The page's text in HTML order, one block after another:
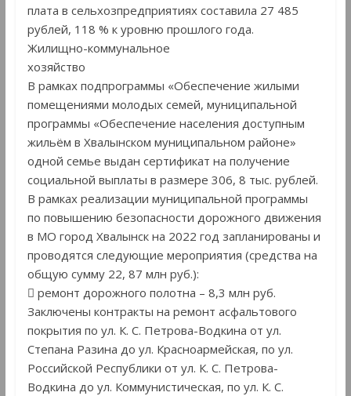
плата в сельхозпредприятиях составила 27 485
рублей, 118 % к уровню прошлого года.
Жилищно-коммунальное
хозяйство
В рамках подпрограммы «Обеспечение жилыми
помещениями молодых семей, муниципальной
программы «Обеспечение населения доступным
жильём в Хвалынском муниципальном районе»
одной семье выдан сертификат на получение
социальной выплаты в размере 306, 8 тыс. рублей.
В рамках реализации муниципальной программы
по повышению безопасности дорожного движения
в МО город Хвалынск на 2022 год запланированы и
проводятся следующие мероприятия (средства на
общую сумму 22, 87 млн руб.):
 ремонт дорожного полотна – 8,3 млн руб.
Заключены контракты на ремонт асфальтового
покрытия по ул. К. С. Петрова-Водкина от ул.
Степана Разина до ул. Красноармейская, по ул.
Российской Республики от ул. К. С. Петрова-
Водкина до ул. Коммунистическая, по ул. К. С.